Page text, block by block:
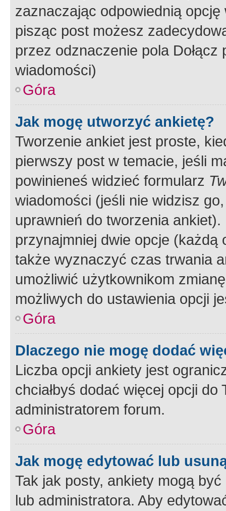
zaznaczając odpowiednią
pisząc post możesz
przez odznaczenie pola
wiadomości)
Góra
Jak mogę utworzyć ankietę?
Tworzenie ankiet jest proste,
pierwszy post w temacie, jeśli
powinieneś widzieć formularz
wiadomości (jeśli nie widzisz
uprawnień do tworzenia
przynajmniej dwie opcje
także wyznaczyć czas trwania
umożliwić użytkownikom
możliwych do ustawienia opcji
Góra
Dlaczego nie mogę dodać
Liczba opcji ankiety jest
chciałbyś dodać więcej opcji
administratorem forum.
Góra
Jak mogę edytować lub
Tak jak posty, ankiety mogą
lub administratora. Aby